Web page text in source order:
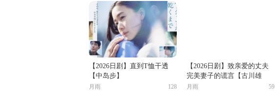
【2026日剧】直到T恤干透
【中岛步】
128
月雨
【2026日剧】致亲爱的丈夫
完美妻子的谎言【古川雄
大】
59
月雨